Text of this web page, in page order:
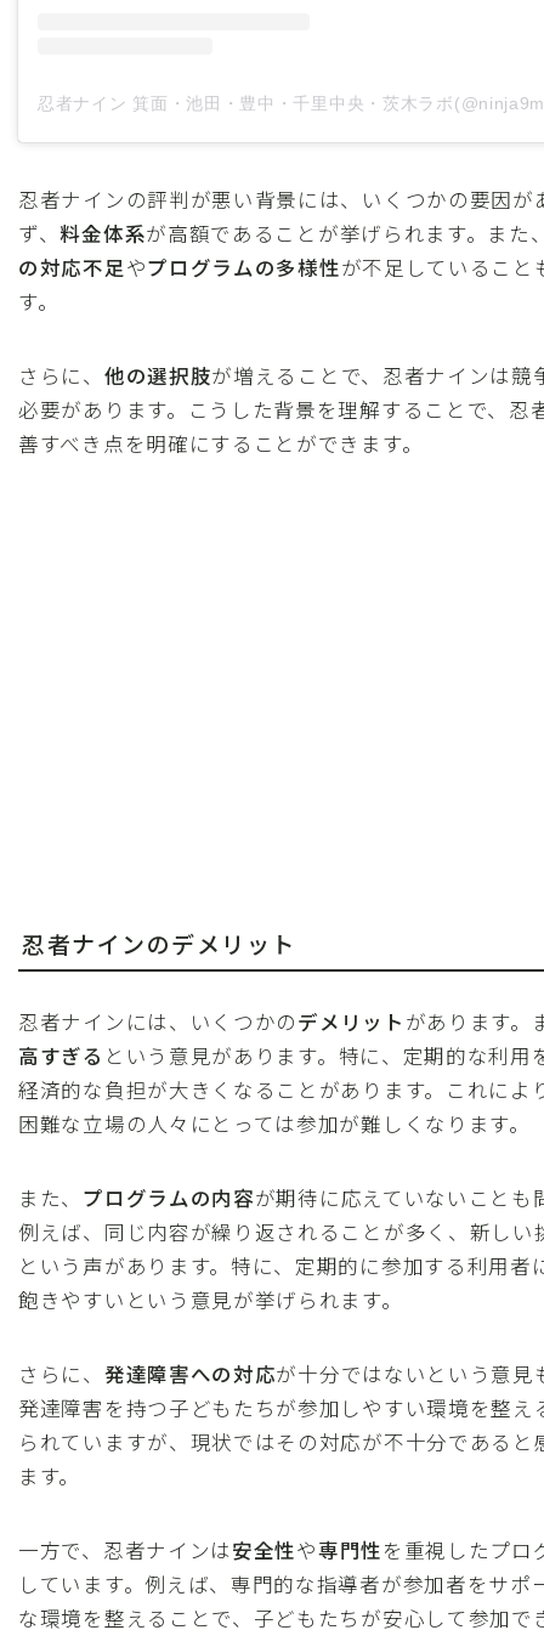
忍者ナインの評判が悪い背景には、いくつかの要因が
ず、料金体系が高額であることが挙げられます。また
の対応不足やプログラムの多様性が不足していること
す。
さらに、 他の選択肢が増えることで、忍者ナインは競
必要があります。こうした背景を理解することで、忍
善すべき点を明確にすることができます。
忍者ナインのデメリット
忍者ナインには、いくつかのデメリット があります。
高すぎる という意見があります。特に、定期的な利用
経済的な負担が大きくなることがあります。これによ
困難な立場の人々にとっては参加が難しくなります。
また、 プログラムの内容が期待に応えていないことも
例えば、同じ内容が繰り返されることが多く、新しい
という声があります。特に、定期的に参加する利用者
飽きやすいという意見が挙げられます。
さらに、 発達障害への対応が十分ではないという意見
発達障害を持つ子どもたちが参加しやすい環境を整え
られていますが、現状ではその対応が不十分であると
ます。
一方で、忍者ナインは安全性や専門性を重視したプロ
しています。例えば、専門的な指導者が参加者をサポ
な環境を整えることで、子どもたちが安心して参加で